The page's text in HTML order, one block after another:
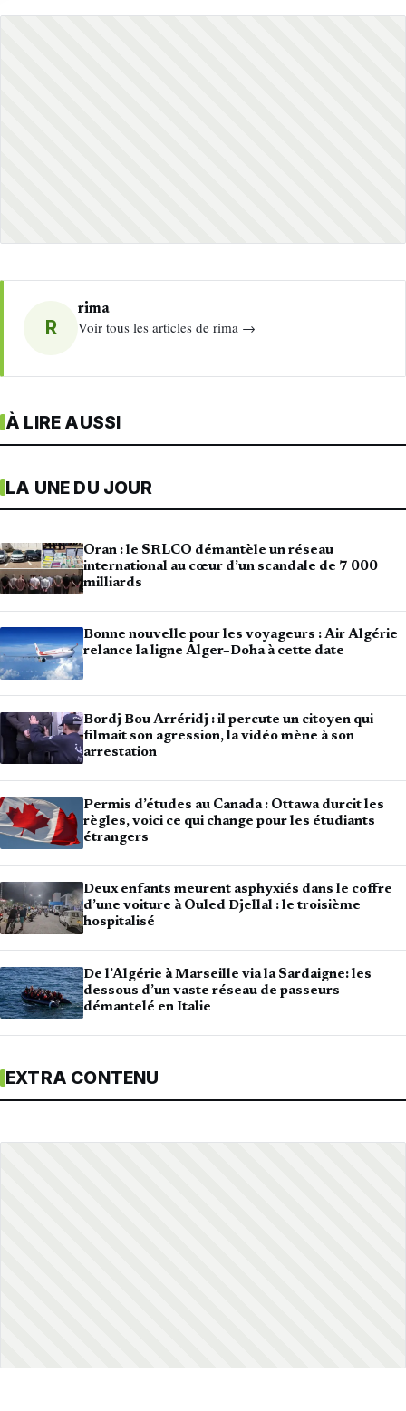
R
rima
Voir tous les articles de rima →
À LIRE AUSSI
LA UNE DU JOUR
Oran : le SRLCO démantèle un réseau
international au cœur d’un scandale de 7 000
milliards
Bonne nouvelle pour les voyageurs : Air Algérie
relance la ligne Alger–Doha à cette date
Bordj Bou Arréridj : il percute un citoyen qui
filmait son agression, la vidéo mène à son
arrestation
Permis d’études au Canada : Ottawa durcit les
règles, voici ce qui change pour les étudiants
étrangers
Deux enfants meurent asphyxiés dans le coffre
d’une voiture à Ouled Djellal : le troisième
hospitalisé
De l’Algérie à Marseille via la Sardaigne: les
dessous d’un vaste réseau de passeurs
démantelé en Italie
EXTRA CONTENU